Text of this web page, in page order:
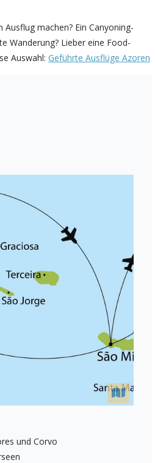
machen? Ein Canyoning-
Wanderung? Lieber eine Food-
Auswahl: Geführte Ausflüge Azoren
und Corvo